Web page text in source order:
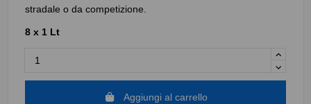
stradale o da competizione.
8 x 1 Lt
Aggiungi al carrello